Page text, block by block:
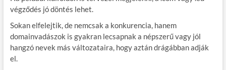
végződés jó döntés lehet.
Sokan elfelejtik, de nemcsak a konkurencia, hanem
domainvadászok is gyakran lecsapnak a népszerű vagy jól
hangzó nevek más változataira, hogy aztán drágábban adják
el.